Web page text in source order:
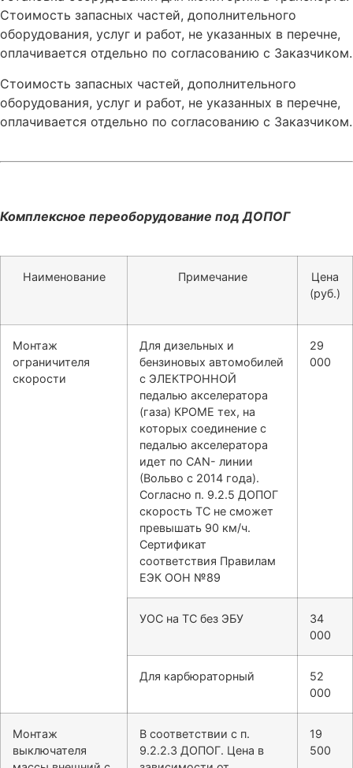
Стоимость запасных частей, дополнительного
оборудования, услуг и работ, не указанных в перечне,
оплачивается отдельно по согласованию с Заказчиком.
Стоимость запасных частей, дополнительного
оборудования, услуг и работ, не указанных в перечне,
оплачивается отдельно по согласованию с Заказчиком.
Комплексное переоборудование под ДОПОГ
Наименование Примечание
Цена
(руб.)
Монтаж
ограничителя
скорости
Для дизельных и
бензиновых автомобилей
с ЭЛЕКТРОННОЙ
педалью акселератора
(газа) КРОМЕ тех, на
которых соединение с
педалью акселератора
идет по CAN- линии
(Вольво с 2014 года).
Согласно п. 9.2.5 ДОПОГ
скорость ТС не сможет
превышать 90 км/ч.
Сертификат
соответствия Правилам
ЕЭК ООН №89
29
000
УОС на ТС без ЭБУ
34
000
Для карбюраторный
52
000
Монтаж
выключателя
В соответствии с п.
9.2.2.3 ДОПОГ. Цена в
19
500